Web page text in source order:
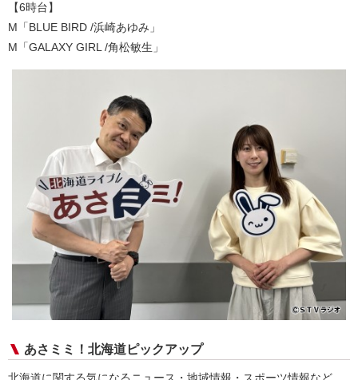
【6時台】
M「BLUE BIRD /浜崎あゆみ」
M「GALAXY GIRL /角松敏生」
あさミミ！北海道ピックアップ
北海道に関する気になるニュース・地域情報・スポーツ情報など、